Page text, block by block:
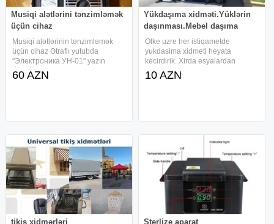
Musiqi alətlərini tənzimləmək
üçün cihaz
Musiqi alətlərinin tənzimləmək
üçün cihaz Ətraflı yutubda
"Электроника УН-01" yazın
"İstifadəçinin bütün elanları"
bölməsindən digər elanlara baxa
60 AZN
Yükdaşıma xidməti.Yüklərin
daşınması.Mebel daşıma
Olke uzre her istiqametde
yukdasima xidmeti heyata
kecirdirik. Xirda esyalardan
baslayaraq, mebel, iri meiset
texnikalari, musiqi aletleri,
10 AZN
tikiş xidmərləri Sterlize aparat